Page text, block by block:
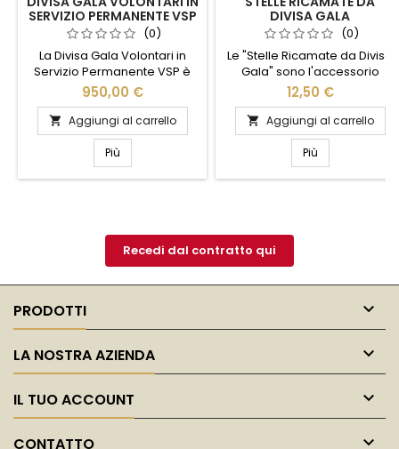
SERVIZIO PERMANENTE VSP
(0)
La Divisa Gala Volontari in
Servizio Permanente VSP è
l'emblema dell'eleganza e
della dedizione. Realizzata
con tessuti di alta qualità,
questa divisa unisce comfort
e stile, garantendo un
aspetto impeccabile in ogni
occasione ufficiale. I dettagli
personalizzati, riflettono
l'orgoglio e l'impegno di chi
la...
950,00 €
 Aggiungi al carrello
Più
DIVISA GALA
(0)
Le "Stelle Ricamate da Divisa
Gala" sono l'accessorio
perfetto per aggiungere un
tocco di eleganza e prestigio
alla tua uniforme. Realizzate
con materiali di alta qualità,
queste stelle brillano con
raffinatezza, catturando
l'attenzione in ogni
lavorazione artigianale
garantiscono un aspetto
impeccabile,...
12,50 €
 Aggiungi al carrello
Più
Recedi dal contratto qui
PRODOTTI 
LA NOSTRA AZIENDA 
IL TUO ACCOUNT 
CONTATTO 